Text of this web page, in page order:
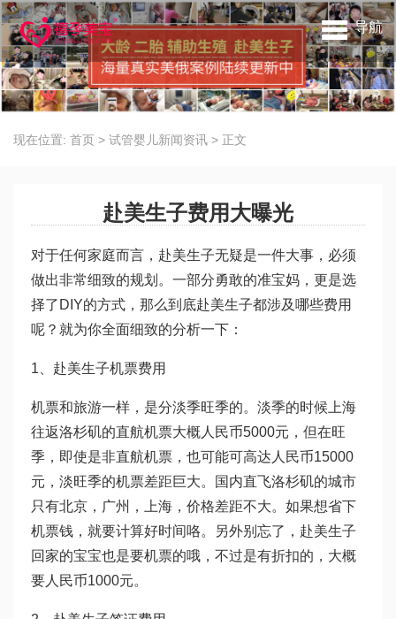
导航
现在位置: 首页 > 试管婴儿新闻资讯 > 正文
赴美生子费用大曝光
对于任何家庭而言，赴美生子无疑是一件大事，必须
做出非常细致的规划。一部分勇敢的准宝妈，更是选
择了DIY的方式，那么到底赴美生子都涉及哪些费用
呢？就为你全面细致的分析一下：
1、赴美生子机票费用
机票和旅游一样，是分淡季旺季的。淡季的时候上海
往返洛杉矶的直航机票大概人民币5000元，但在旺
季，即使是非直航机票，也可能可高达人民币15000
元，淡旺季的机票差距巨大。国内直飞洛杉矶的城市
只有北京，广州，上海，价格差距不大。如果想省下
机票钱，就要计算好时间咯。另外别忘了，赴美生子
回家的宝宝也是要机票的哦，不过是有折扣的，大概
要人民币1000元。